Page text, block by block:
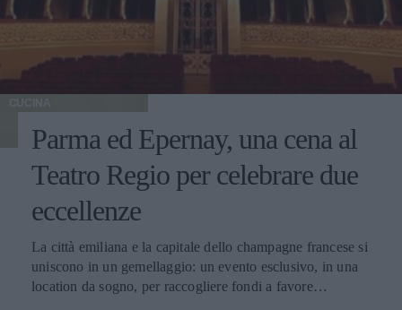
CUCINA
Parma ed Epernay, una cena al
Teatro Regio per celebrare due
eccellenze
La città emiliana e la capitale dello champagne francese si
uniscono in un gemellaggio: un evento esclusivo, in una
location da sogno, per raccogliere fondi a favore